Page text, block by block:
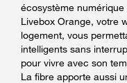
écosystème
Livebox Orange, votre
logement, vous
intelligents sans
pour vivre avec son
La fibre apporte aussi